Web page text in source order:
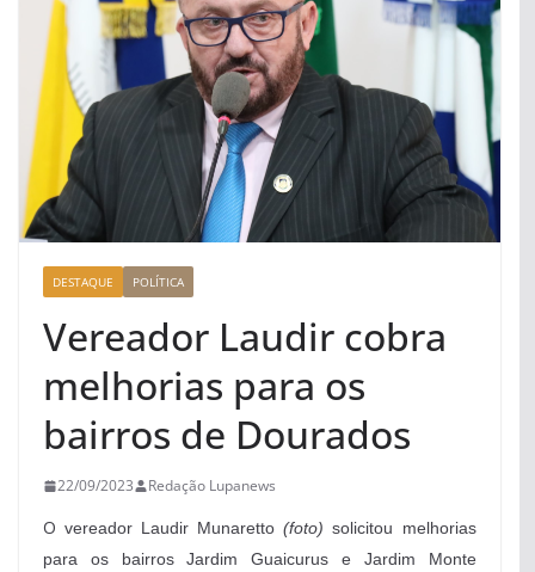
DESTAQUE POLÍTICA
Vereador Laudir cobra
melhorias para os
bairros de Dourados
22/09/2023 Redação Lupanews
Overeador Laudir Munaretto(foto) solicitou melhorias
para os bairros Jardim Guaicurus e Jardim Monte